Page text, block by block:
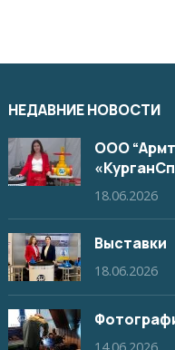
НЕДАВНИЕ НОВОСТИ
ООО
18.06.2026
Выставки
18.06.2026